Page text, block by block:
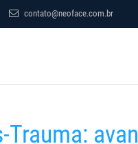
contato@neoface.com.br